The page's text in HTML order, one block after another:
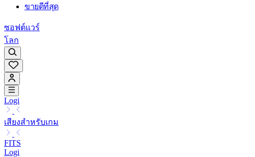
ขายดีที่สุด
ซอฟต์แวร์
โลก
Logi
เสียงสำหรับเกม
FITS
Logi